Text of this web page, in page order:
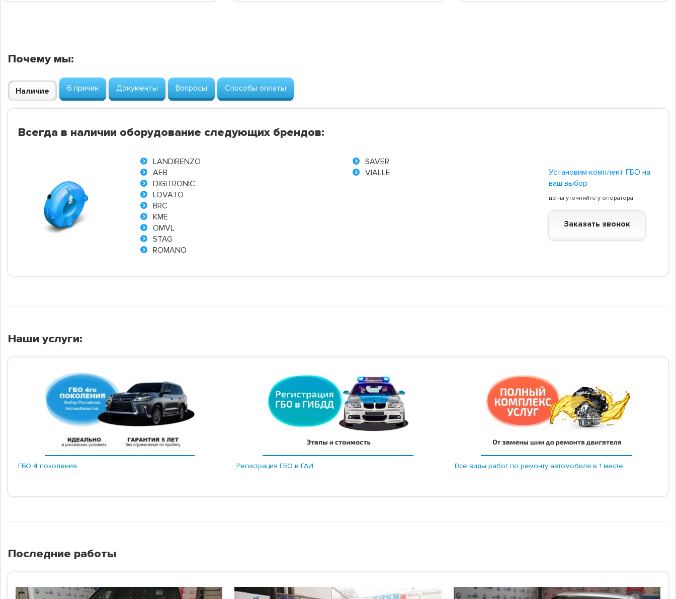
Почему мы:
Наличие 6 причин Документы Вопросы Способы оплаты
Всегда в наличии оборудование следующих брендов:
LANDIRENZO
AEB
DIGITRONIC
LOVATO
BRC
KME
OMVL
STAG
ROMANO
SAVER
VIALLE
Установим комплект ГБО на
ваш выбор
цены уточняйте у оператора
Заказать звонок
Наши услуги:
ГБО 4 поколения Регистрация ГБО в ГАИ Все виды работ по ремонту автомобиля в 1 месте.
Последние работы